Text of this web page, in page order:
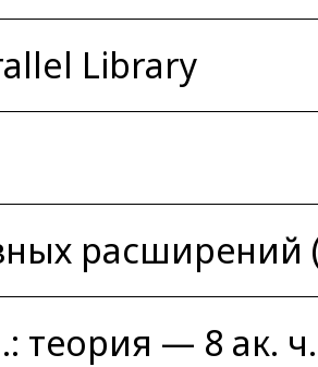
Library
расширений
теория — 8 ак.